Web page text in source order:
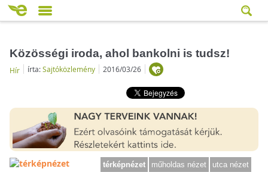
Közösségi iroda, ahol bankolni is tudsz!
Hír írta:Sajtóközlemény 2016/03/26
térképnézet műholdas nézet utca nézet